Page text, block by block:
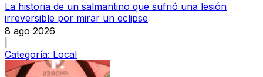
La historia de un salmantino que sufrió una lesión
irreversible por mirar un eclipse
8 ago 2026
Categoría: Local